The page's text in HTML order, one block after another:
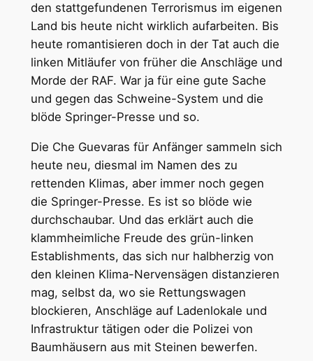
den stattgefundenen Terrorismus im eigenen
Land bis heute nicht wirklich aufarbeiten. Bis
heute romantisieren doch in der Tat auch die
linken Mitläufer von früher die Anschläge und
Morde der RAF. War ja für eine gute Sache
und gegen das Schweine-System und die
blöde Springer-Presse und so.
Die Che Guevaras für Anfänger sammeln sich
heute neu, diesmal im Namen des zu
rettenden Klimas, aber immer noch gegen
die Springer-Presse. Es ist so blöde wie
durchschaubar. Und das erklärt auch die
klammheimliche Freude des grün-linken
Establishments, das sich nur halbherzig von
den kleinen Klima-Nervensägen distanzieren
mag, selbst da, wo sie Rettungswagen
blockieren, Anschläge auf Ladenlokale und
Infrastruktur tätigen oder die Polizei von
Baumhäusern aus mit Steinen bewerfen.